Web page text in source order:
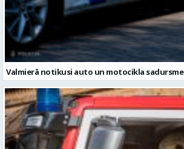
Valmierā notikusi auto un motocikla sadursme